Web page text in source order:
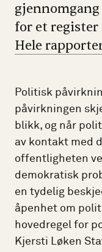
gjennomgang
for et register
Hele
Politisk
påvirkningen
blikk, og når
av kontakt med
offentligheten
demokratisk
en tydelig
åpenhet om
hovedregel for
Kjersti Løken